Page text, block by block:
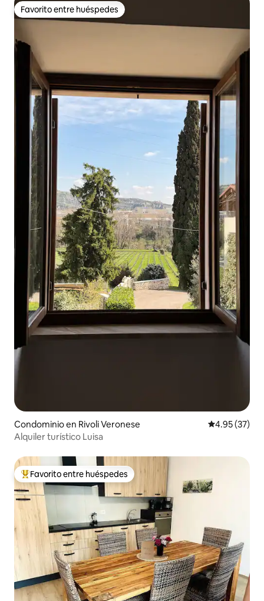
Favorito entre huéspedes
Favorito entre huéspedes
Condominio en Rivoli Veronese Calificación
4.95 (37)
Alquiler turístico Luisa
De los mejores en Favorito entre huéspedes
Favorito entre huéspedes